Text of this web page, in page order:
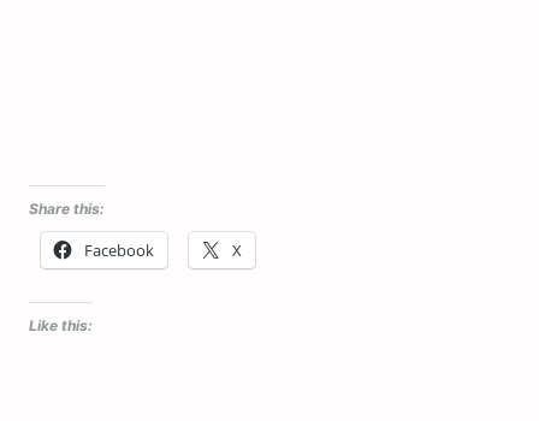
Share this:
Facebook X
Like this: